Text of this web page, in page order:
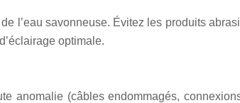
l’eau savonneuse. Évitez les produits
optimale.
anomalie (câbles endommagés,